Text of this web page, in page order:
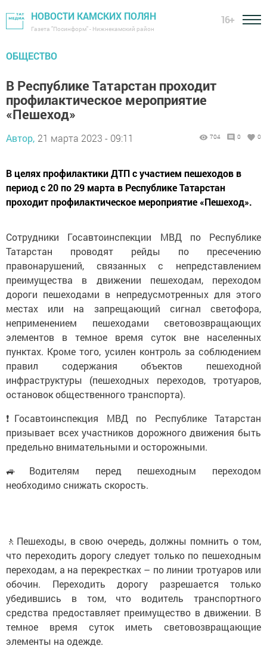
НОВОСТИ КАМСКИХ ПОЛЯН
Газета "Посинформ" - Нижнекамский район
16+
ОБЩЕСТВО
В Республике Татарстан проходит
профилактическое мероприятие
«Пешеход»
Автор, 21 марта 2023 - 09:11 704 0 0
В целях профилактики ДТП с участием пешеходов в
период с 20 по 29 марта в Республике Татарстан
проходит профилактическое мероприятие «Пешеход».
Сотрудники Госавтоинспекции МВД по Республике
Татарстан проводят рейды по пресечению
правонарушений, связанных с непредставлением
преимущества в движении пешеходам, переходом
дороги пешеходами в непредусмотренных для этого
местах или на запрещающий сигнал светофора,
неприменением пешеходами световозвращающих
элементов в темное время суток вне населенных
пунктах. Кроме того, усилен контроль за соблюдением
правил содержания объектов пешеходной
инфраструктуры (пешеходных переходов, тротуаров,
остановок общественного транспорта).
❗️Госавтоинспекция МВД по Республике Татарстан
призывает всех участников дорожного движения быть
предельно внимательными и осторожными.
🚙Водителям перед пешеходным переходом
необходимо снижать скорость.
🚶Пешеходы, в свою очередь, должны помнить о том,
что переходить дорогу следует только по пешеходным
переходам, а на перекрестках – по линии тротуаров или
обочин. Переходить дорогу разрешается только
убедившись в том, что водитель транспортного
средства предоставляет преимущество в движении. В
темное время суток иметь световозвращающие
элементы на одежде.